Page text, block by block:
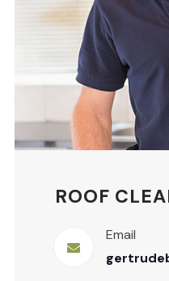
ROOF
Email